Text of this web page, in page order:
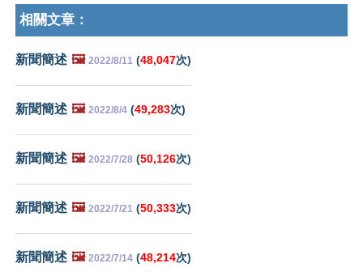
相關文章：
新聞簡述 🖼️ 2022/8/11 (48,047次)
新聞簡述 🖼️ 2022/8/4 (49,283次)
新聞簡述 🖼️ 2022/7/28 (50,126次)
新聞簡述 🖼️ 2022/7/21 (50,333次)
新聞簡述 🖼️ 2022/7/14 (48,214次)